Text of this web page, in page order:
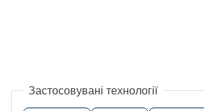
Застосовувані технології